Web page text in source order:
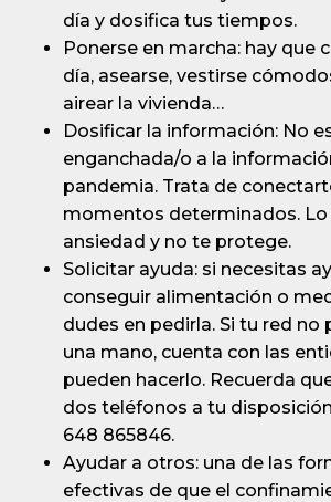
día y dosifica tus tiempos.
Ponerse en marcha: hay que
día, asearse, vestirse
airear la vivienda…
Dosificar la información: No
enganchada/o a la
pandemia. Trata de
momentos determinados. Lo
ansiedad y no te protege.
Solicitar ayuda: si necesitas
conseguir alimentación o
dudes en pedirla. Si tu red no
una mano, cuenta con las
pueden hacerlo. Recuerda
dos teléfonos a tu
648 865846.
Ayudar a otros: una de las
efectivas de que el